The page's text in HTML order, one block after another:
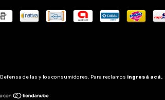
Defensa de las y los consumidores. Para reclamos ingresá acá.